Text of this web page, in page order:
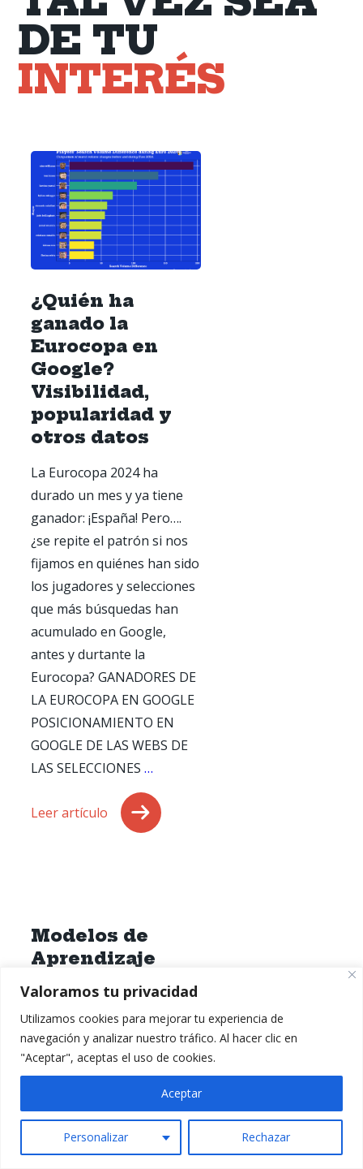
Valoramos tu privacidad
Utilizamos cookies para mejorar tu experiencia de
navegación y analizar nuestro tráfico. Al hacer clic en
"Aceptar", aceptas el uso de cookies.
Personalizar Rechazar
Aceptar
DE TU
INTERÉS
¿Quién ha
ganado la
Eurocopa en
Google?
Visibilidad,
popularidad y
otros datos
La Eurocopa 2024 ha
durado un mes y ya tiene
ganador: ¡España! Pero….
¿se repite el patrón si nos
fijamos en quiénes han sido
los jugadores y selecciones
que más búsquedas han
acumulado en Google,
antes y durtante la
Eurocopa? GANADORES DE
LA EUROCOPA EN GOOGLE
POSICIONAMIENTO EN
GOOGLE DE LAS WEBS DE
LAS SELECCIONES…
ganado
la
otros
datos
Leer artículo
Modelos de
Aprendizaje
Automático en
Ecommerce: mi
TFM de Data
Science
En este artículo voy a hacer
un breve resumen del
trabajo fin de máster (TFM)
que he tenido que elaborar